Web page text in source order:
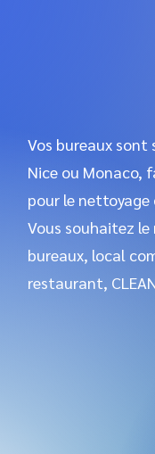
Vos bureaux sont
Nice ou Monaco,
pour le nettoyage
Vous souhaitez
bureaux, local
restaurant,